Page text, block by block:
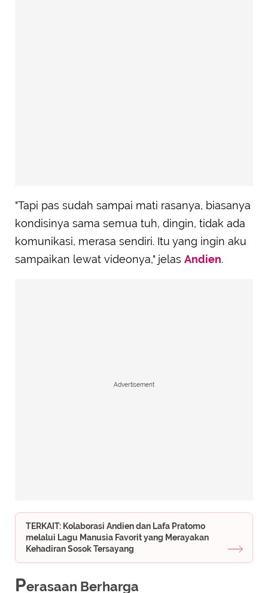
"Tapi pas sudah sampai mati rasanya, biasanya
kondisinya sama semua tuh, dingin, tidak ada
komunikasi, merasa sendiri. Itu yang ingin aku
sampaikan lewat videonya," jelas Andien.
Advertisement
TERKAIT: Kolaborasi Andien dan Lafa Pratomo
melalui Lagu Manusia Favorit yang Merayakan
Kehadiran Sosok Tersayang
Perasaan Berharga